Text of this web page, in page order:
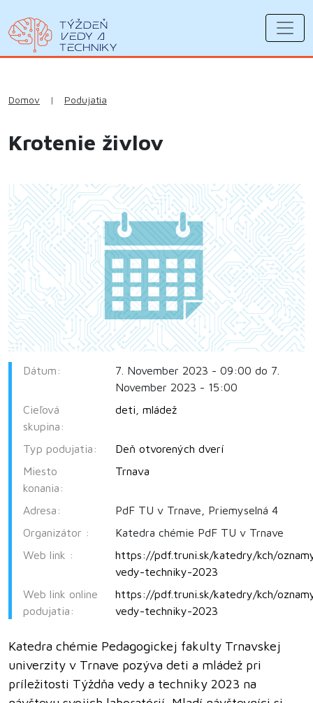
Domov | Podujatia
Krotenie živlov
Dátum:
7. November 2023 - 09:00 do 7.
November 2023 - 15:00
Cieľová
skupina:
deti mládež
Typ podujatia:
Deň otvorených dverí
Miesto
konania:
Trnava
Adresa:
PdF TU v Trnave, Priemyselná 4
Organizátor :
Katedra chémie PdF TU v Trnave
Web link :
https://pdf.truni.sk/katedry/kch/
vedy-techniky-2023
Web link online
podujatia:
https://pdf.truni.sk/katedry/kch/
vedy-techniky-2023
Katedra chémie Pedagogickej fakulty Trnavskej
univerzity v Trnave pozýva deti a mládež pri
príležitosti Týždňa vedy a techniky 2023 na